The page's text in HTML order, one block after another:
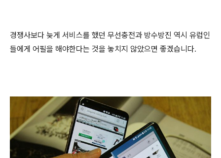
경쟁사보다 늦게 서비스를 했던 무선충전과 방수방진 역시 유럽인
들에게 어필을 해야한다는 것을 놓치지 않았으면 좋겠습니다.